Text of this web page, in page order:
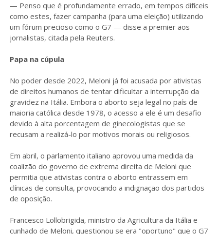
— Penso que é profundamente errado, em tempos difíceis
como estes, fazer campanha (para uma eleição) utilizando
um fórum precioso como o G7 — disse a premier aos
jornalistas, citada pela Reuters.
Papa na cúpula
No poder desde 2022, Meloni já foi acusada por ativistas
de direitos humanos de tentar dificultar a interrupção da
gravidez na Itália. Embora o aborto seja legal no país de
maioria católica desde 1978, o acesso a ele é um desafio
devido à alta porcentagem de ginecologistas que se
recusam a realizá-lo por motivos morais ou religiosos.
Em abril, o parlamento italiano aprovou uma medida da
coalizão do governo de extrema direita de Meloni que
permitia que ativistas contra o aborto entrassem em
clínicas de consulta, provocando a indignação dos partidos
de oposição.
Francesco Lollobrigida, ministro da Agricultura da Itália e
cunhado de Meloni, questionou se era "oportuno" que o G7